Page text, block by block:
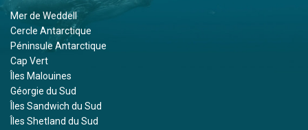
Mer de Weddell
Cercle Antarctique
Péninsule Antarctique
Cap Vert
Îles Malouines
Géorgie du Sud
Îles Sandwich du Sud
Îles Shetland du Sud